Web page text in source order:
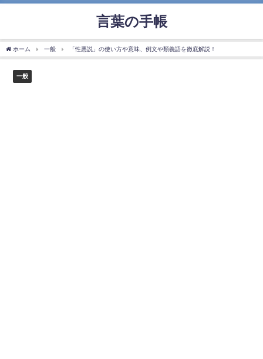
言葉の手帳
ホーム 一般 「性悪説」の使い方や意味、例文や類義語を徹底解説！
一般